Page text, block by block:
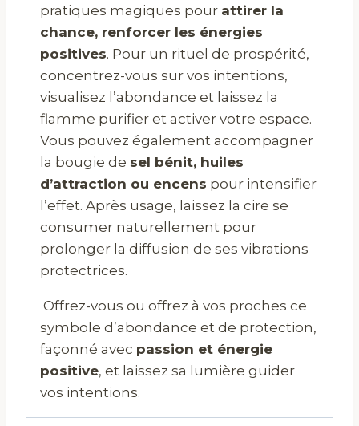
pratiques magiques pour attirer la
chance, renforcer les énergies
positives. Pour un rituel de prospérité,
concentrez-vous sur vos intentions,
visualisez l’abondance et laissez la
flamme purifier et activer votre espace.
Vous pouvez également accompagner
la bougie de sel bénit, huiles
d’attraction ou encens pour intensifier
l’effet. Après usage, laissez la cire se
consumer naturellement pour
prolonger la diffusion de ses vibrations
protectrices.
Offrez-vous ou offrez à vos proches ce
symbole d’abondance et de protection,
façonné avec passion et énergie
positive, et laissez sa lumière guider
vos intentions.